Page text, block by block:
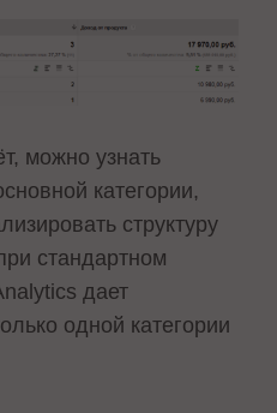
можно узнать
категории,
структуру
стандартном
дает
одной категории